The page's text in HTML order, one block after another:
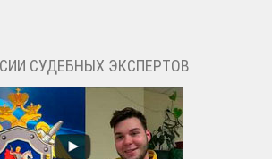
СУДЕБНЫХ ЭКСПЕРТОВ